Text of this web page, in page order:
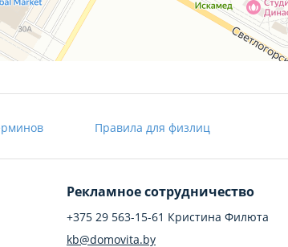
Правила для физлиц
Рекламное сотрудничество
+375 29 563-15-61 Кристина Филюта
kb@domovita.by